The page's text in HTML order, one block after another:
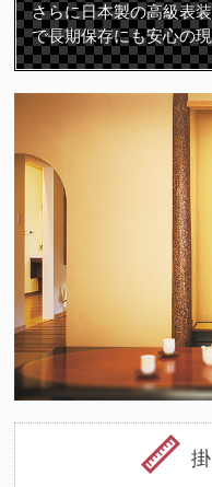
さらに日本製の高級表
で長期保存にも安心の